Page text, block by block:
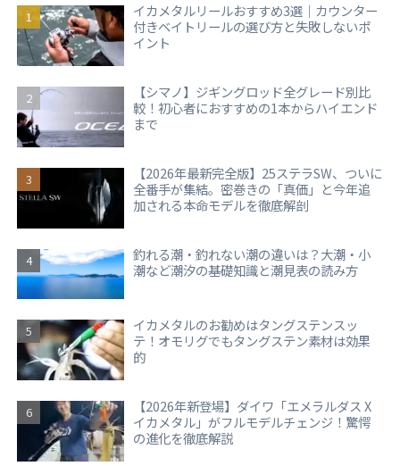
イカメタルリールおすすめ3選｜カウンター
付きベイトリールの選び方と失敗しないポ
イント
【シマノ】ジギングロッド全グレード別比
較！初心者におすすめの1本からハイエンド
まで
【2026年最新完全版】25ステラSW、ついに
全番手が集結。密巻きの「真価」と今年追
加される本命モデルを徹底解剖
釣れる潮・釣れない潮の違いは？大潮・小
潮など潮汐の基礎知識と潮見表の読み方
イカメタルのお勧めはタングステンスッ
テ！オモリグでもタングステン素材は効果
的
【2026年新登場】ダイワ「エメラルダス X
イカメタル」がフルモデルチェンジ！驚愕
の進化を徹底解説